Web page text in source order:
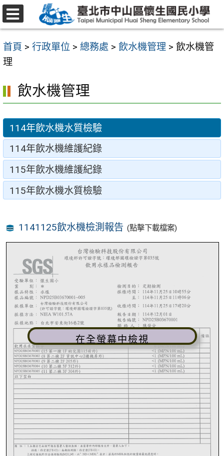
跳
至
要
內
區
首頁 > 行政單位 > 總務處 > 飲水機管理 > 飲水機管
理
飲水機管理
114年飲水機水質檢驗
114年飲水機維護紀錄
115年飲水機維護紀錄
115年飲水機水質檢驗
1141125飲水機檢測報告 (點擊下載檔案)
在全螢幕中檢視
選
單